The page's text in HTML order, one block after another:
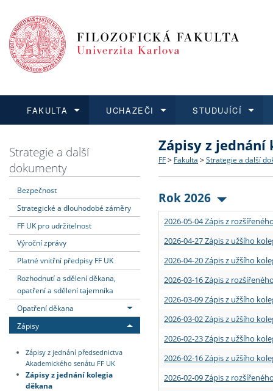
FAKULTA
Dozvědět se více
Struktura a historie
Strategie a další
Podpora a benefity pro
Absolventi fakulty
UCHAZEČI
Podat přihlášku
Co studovat a jak se
Učitelské studijní
Informace k průběhu
STUDUJÍCÍ
Dozvědět se více
Bakalářské a magisterské
Doktorské studium
Rigorózní řízení
Dozvědět se více
O vědě a výzkumu na FF
Akademické kvalifikace
Granty a projekty
Dozvědět se více
Aktuální nabídky a
Vyjíždějící studenti
Přijíždějící studenti
Vyjíždějící zaměstnanci
Strategie a další
dokumenty
Bezpečnost
Strategické a dlouhodobé záměry
FF UK pro udržitelnost
Výroční zprávy
Platné vnitřní předpisy FF UK
Rozhodnutí a sdělení děkana,
opatření a sdělení tajemníka
Opatření děkana
Zápisy
Zápisy z jednání předsednictva
Akademického senátu FF UK
Zápisy z jednání kolegia
děkana
Zápisy z jednání
FF > Fakulta > Strategie a další
Rok 2026
2026-05-04 Zápis z
2026-04-27 Zápis z užšího
2026-04-20 Zápis z užšího
2026-03-16 Zápis z
2026-03-09 Zápis z užšího
2026-03-02 Zápis z užšího
2026-02-23 Zápis z užšího
2026-02-16 Zápis z užšího
2026-02-09 Zápis z